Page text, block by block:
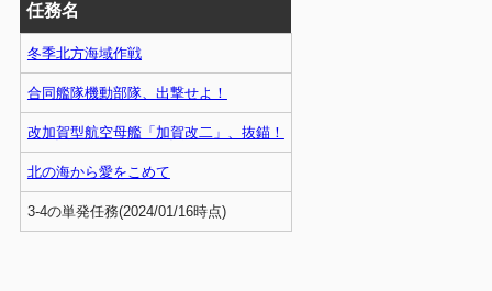
任務名
冬季北方海域作戦
合同艦隊機動部隊、出撃せよ！
改加賀型航空母艦「加賀改二」、抜錨！
北の海から愛をこめて
3-4の単発任務(2024/01/16時点)